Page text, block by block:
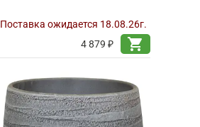
Поставка ожидается 18.08.26г.
4 879 ₽
shopping_cart